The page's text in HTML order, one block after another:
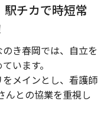
チカで時短常
き春岡では、自立を
います。
メインとし、看護師
んとの協業を重視し